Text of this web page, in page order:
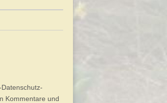
Kommentare und